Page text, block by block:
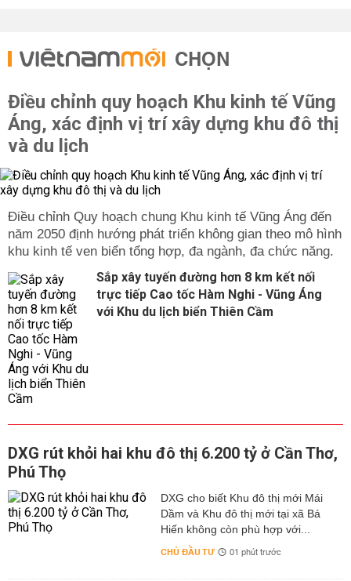
CHỌN
Điều chỉnh quy hoạch Khu kinh tế Vũng
Áng, xác định vị trí xây dựng khu đô thị
và du lịch
Điều chỉnh Quy hoạch chung Khu kinh tế Vũng Áng đến
năm 2050 định hướng phát triển không gian theo mô hình
khu kinh tế ven biển tổng hợp, đa ngành, đa chức năng.
Sắp xây tuyến đường hơn 8 km kết nối
trực tiếp Cao tốc Hàm Nghi - Vũng Áng
với Khu du lịch biển Thiên Cầm
DXG rút khỏi hai khu đô thị 6.200 tỷ ở Cần Thơ,
Phú Thọ
DXG cho biết Khu đô thị mới Mái
Dầm và Khu đô thị mới tại xã Bá
Hiến không còn phù hợp với...
CHỦ ĐẦU TƯ 01 phút trước